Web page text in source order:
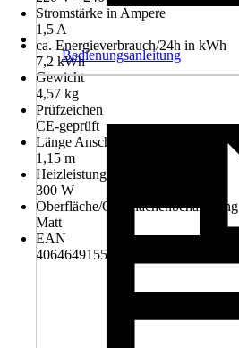
Stromstärke in Ampere
1,5 A
ca. Energieverbrauch/24h in kWh
7,2 kWh
Gewicht
4,57 kg
Prüfzeichen
CE-geprüft
Länge Anschlusskabel
1,15 m
Heizleistung
300 W
Oberfläche/Oberflächenbehandlung
Matt
EAN
4064649155336
Bedienungsanleitung